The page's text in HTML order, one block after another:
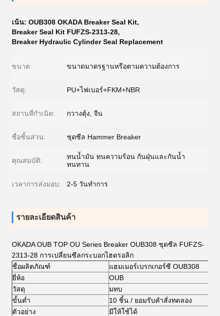
เน้น: OUB308 OKADA Breaker Seal Kit,
Breaker Seal Kit FUFZS-2313-28,
Breaker Hydraulic Cylinder Seal Replacement
ขนาด: ขนาดมาตรฐานหรือตามความต้องการ
วัสดุ: PU+ไฟเบอร์+FKM+NBR
สถานที่กำเนิด: กวางตุ้ง, จีน
ชื่อชิ้นส่วน: ชุดซีล Hammer Breaker
คุณสมบัติ:
ทนน้ำมัน ทนความร้อน กันฝุ่นและกันน้ำ
ทนทาน
เวลาการส่งมอบ: 2-5 วันทำการ
รายละเอียดสินค้า
OKADA OUB TOP OU Series Breaker OUB308 ชุดซีล FUFZS-
2313-28 การเปลี่ยนซีลกระบอกไฮดรอลิก
ชื่อผลิตภัณฑ์
แฮมเมอร์เบรกเกอร์ซี OUB308
ยี่ห้อ
OUB
วัสดุ
มทบ
ขั้นต่ำ
10 ชิ้น / ยอมรับคำสั่งทดลอง
ตัวอย่าง
มีให้ใช้ได้